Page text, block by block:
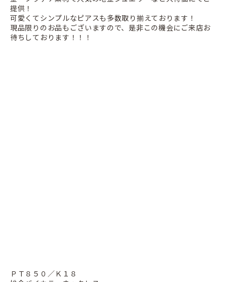
提供！
可愛くてシンプルなピアスも多数取り揃えております！
現品限りのお品もございますので、是非この機会にご来店お
待ちしております！！！
ＰＴ８５０／Ｋ１８